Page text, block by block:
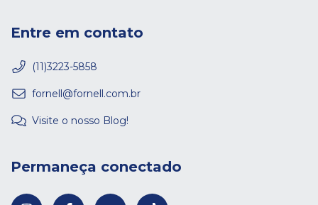
Entre em contato
(11)3223-5858
fornell@fornell.com.br
Visite o nosso Blog!
Permaneça conectado